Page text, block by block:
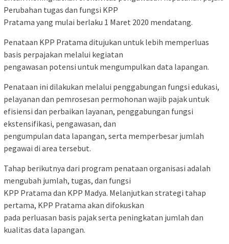
Perubahan tugas dan fungsi KPP
Pratama yang mulai berlaku 1 Maret 2020 mendatang.
Penataan KPP Pratama ditujukan untuk lebih memperluas
basis perpajakan melalui kegiatan
pengawasan potensi untuk mengumpulkan data lapangan.
Penataan ini dilakukan melalui penggabungan fungsi edukasi,
pelayanan dan pemrosesan permohonan wajib pajak untuk
efisiensi dan perbaikan layanan, penggabungan fungsi
ekstensifikasi, pengawasan, dan
pengumpulan data lapangan, serta memperbesar jumlah
pegawai di area tersebut.
Tahap berikutnya dari program penataan organisasi adalah
mengubah jumlah, tugas, dan fungsi
KPP Pratama dan KPP Madya. Melanjutkan strategi tahap
pertama, KPP Pratama akan difokuskan
pada perluasan basis pajak serta peningkatan jumlah dan
kualitas data lapangan.